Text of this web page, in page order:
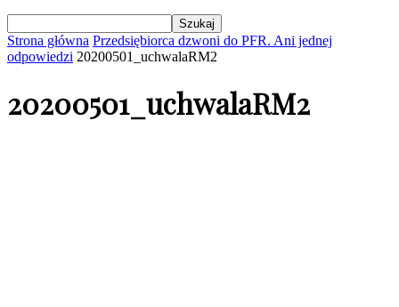
Strona główna Przedsiębiorca dzwoni do PFR. Ani jednej
odpowiedzi 20200501_uchwalaRM2
20200501_uchwalaRM2